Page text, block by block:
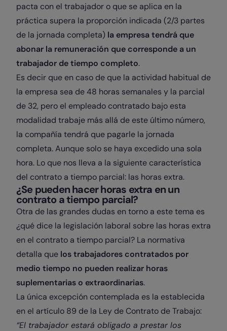
pacta con el trabajador o que se aplica en la
práctica supera la proporción indicada (2/3 partes
de la jornada completa) la empresa tendrá que
abonar la remuneración que corresponde a un
trabajador de tiempo completo.
Es decir que en caso de que la actividad habitual de
la empresa sea de 48 horas semanales y la parcial
de 32, pero el empleado contratado bajo esta
modalidad trabaje más allá de este último número,
la compañía tendrá que pagarle la jornada
completa. Aunque solo se haya excedido una sola
hora. Lo que nos lleva a la siguiente característica
del contrato a tiempo parcial: las horas extra.
¿Se pueden hacer horas extra en un
contrato a tiempo parcial?
Otra de las grandes dudas en torno a este tema es
¿qué dice la legislación laboral sobre las horas extra
en el contrato a tiempo parcial? La normativa
detalla que los trabajadores contratados por
medio tiempo no pueden realizar horas
suplementarias o extraordinarias.
La única excepción contemplada es la establecida
en el artículo 89 de la Ley de Contrato de Trabajo:
“El trabajador estará obligado a prestar los